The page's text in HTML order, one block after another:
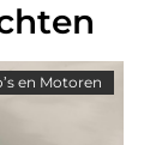
en Motoren